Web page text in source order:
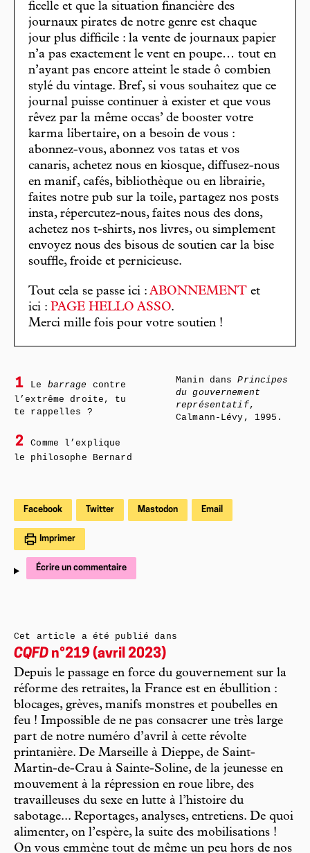
ficelle et que la situation financière des
journaux pirates de notre genre est chaque
jour plus difficile : la vente de journaux papier
n’a pas exactement le vent en poupe… tout en
n’ayant pas encore atteint le stade ô combien
stylé du vintage. Bref, si vous souhaitez que ce
journal puisse continuer à exister et que vous
rêvez par la même occas’ de booster votre
karma libertaire, on a besoin de vous :
abonnez-vous, abonnez vos tatas et vos
canaris, achetez nous en kiosque, diffusez-nous
en manif, cafés, bibliothèque ou en librairie,
faites notre pub sur la toile, partagez nos posts
insta, répercutez-nous, faites nous des dons,
achetez nos t-shirts, nos livres, ou simplement
envoyez nous des bisous de soutien car la bise
souffle, froide et pernicieuse.
Tout cela se passe ici : ABONNEMENT et
ici : PAGE HELLO ASSO.
Merci mille fois pour votre soutien !
1 Le barrage
contre
l’extrême droite, tu
te rappelles ?
2
Comme l’explique
le philosophe Bernard
Manin dansPrincipes
du gouvernement
représentatif,
Calmann-Lévy, 1995.
Facebook Twitter Mastodon Email
Imprimer
Écrire un commentaire
Cet article a été publié dans
CQFD n°219 (avril 2023)
Depuis le passage en force du gouvernement sur la
réforme des retraites, la France est en ébullition :
blocages, grèves, manifs monstres et poubelles en
feu ! Impossible de ne pas consacrer une très large
part de notre numéro d’avril à cette révolte
printanière. De Marseille à Dieppe, de Saint-
Martin-de-Crau à Sainte-Soline, de la jeunesse en
mouvement à la répression en roue libre, des
travailleuses du sexe en lutte à l’histoire du
sabotage... Reportages, analyses, entretiens. De quoi
alimenter, on l’espère, la suite des mobilisations !
On vous emmène tout de même un peu hors de nos